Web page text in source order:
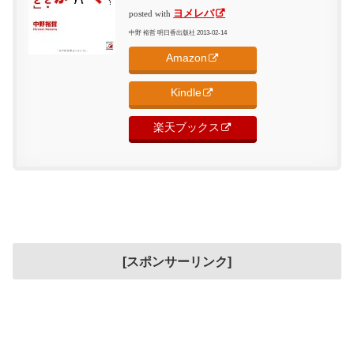
posted with ヨメレバ
中野 裕哲 明日香出版社 2013-02-14
Amazon
Kindle
楽天ブックス
[スポンサーリンク]